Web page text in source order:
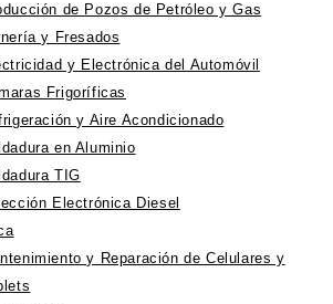
de Pozos de Petróleo y Gas
y Fresados
y Electrónica del Automóvil
Frigoríficas
y Aire Acondicionado
en Aluminio
TIG
Electrónica Diesel
y Reparación de Celulares y